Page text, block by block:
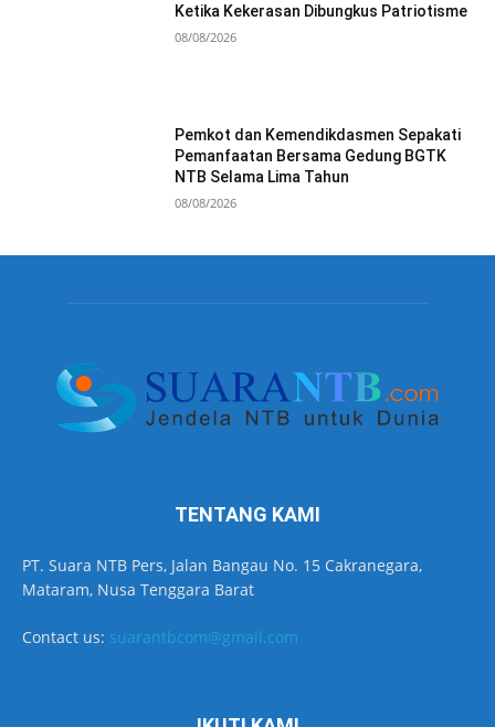
Ketika Kekerasan Dibungkus Patriotisme
08/08/2026
Pemkot dan Kemendikdasmen Sepakati
Pemanfaatan Bersama Gedung BGTK
NTB Selama Lima Tahun
08/08/2026
TENTANG KAMI
PT. Suara NTB Pers, Jalan Bangau No. 15 Cakranegara,
Mataram, Nusa Tenggara Barat
Contact us: suarantbcom@gmail.com